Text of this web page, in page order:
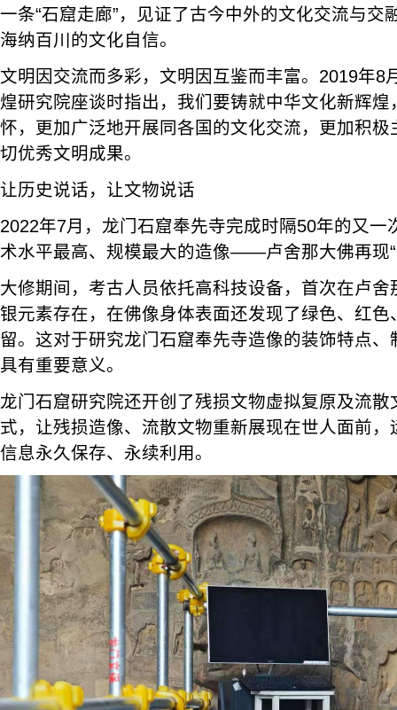
一条“石窟走廊”，见证了古今中外的文化交流与交
海纳百川的文化自信。
文明因交流而多彩，文明因互鉴而丰富。2019年8
煌研究院座谈时指出，我们要铸就中华文化新辉
怀，更加广泛地开展同各国的文化交流，更加积
切优秀文明成果。
让历史说话，让文物说话
2022年7月，龙门石窟奉先寺完成时隔50年的又一
术水平最高、规模最大的造像——卢舍那大佛再现“
大修期间，考古人员依托高科技设备，首次在卢
银元素存在，在佛像身体表面还发现了绿色、红色
留。这对于研究龙门石窟奉先寺造像的装饰特点
具有重要意义。
龙门石窟研究院还开创了残损文物虚拟复原及流
式，让残损造像、流散文物重新展现在世人面前
信息永久保存、永续利用。